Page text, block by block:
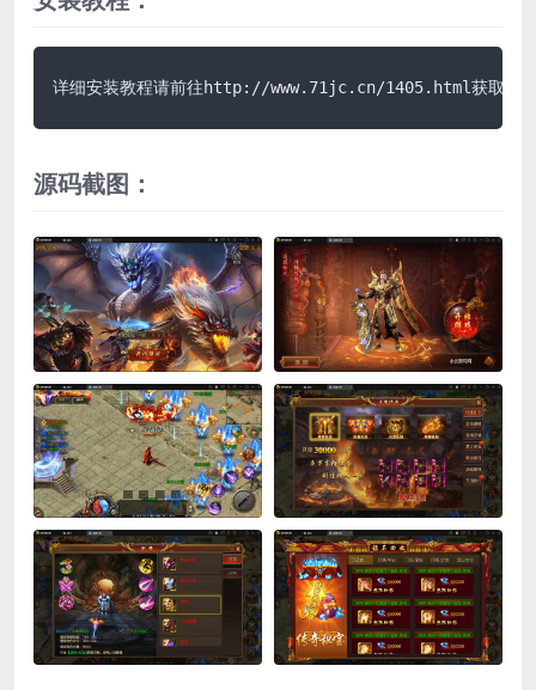
详细安装教程请前往http://www.71jc.cn/1405.html获取说
源码截图：